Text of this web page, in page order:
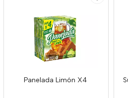
Panelada Limón X4